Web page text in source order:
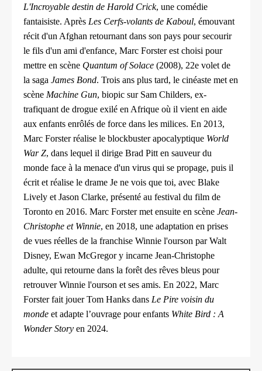
L'Incroyable destin de Harold Crick, une comédie
fantaisiste. Après Les Cerfs-volants de Kaboul, émouvant
récit d'un Afghan retournant dans son pays pour secourir
le fils d'un ami d'enfance, Marc Forster est choisi pour
mettre en scène Quantum of Solace (2008), 22e volet de
la saga James Bond. Trois ans plus tard, le cinéaste met en
scène Machine Gun, biopic sur Sam Childers, ex-
trafiquant de drogue exilé en Afrique où il vient en aide
aux enfants enrôlés de force dans les milices. En 2013,
Marc Forster réalise le blockbuster apocalyptique World
War Z, dans lequel il dirige Brad Pitt en sauveur du
monde face à la menace d'un virus qui se propage, puis il
écrit et réalise le drame Je ne vois que toi, avec Blake
Lively et Jason Clarke, présenté au festival du film de
Toronto en 2016. Marc Forster met ensuite en scène Jean-
Christophe et Winnie, en 2018, une adaptation en prises
de vues réelles de la franchise Winnie l'ourson par Walt
Disney, Ewan McGregor y incarne Jean-Christophe
adulte, qui retourne dans la forêt des rêves bleus pour
retrouver Winnie l'ourson et ses amis. En 2022, Marc
Forster fait jouer Tom Hanks dans Le Pire voisin du
monde et adapte l’ouvrage pour enfants White Bird : A
Wonder Story en 2024.